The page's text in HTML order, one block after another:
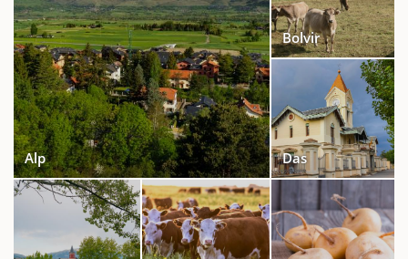
Alp
Bolvir
Das